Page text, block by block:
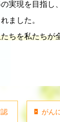
実現を目指し
ました。
ちを私たちが
がん